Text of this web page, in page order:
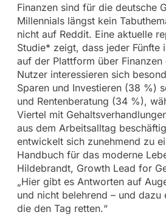
Finanzen sind für die deutsche
Millennials längst kein
nicht auf Reddit. Eine aktuelle
Studie* zeigt, dass jeder Fünfte
auf der Plattform über
Nutzer interessieren sich
Sparen und Investieren (38 %)
und Rentenberatung (34 %),
Viertel mit
aus dem Arbeitsalltag
entwickelt sich zunehmend zu
Handbuch für das moderne
Hildebrandt, Growth Lead for
„Hier gibt es Antworten auf
und nicht belehrend – und dazu
die den Tag retten.“